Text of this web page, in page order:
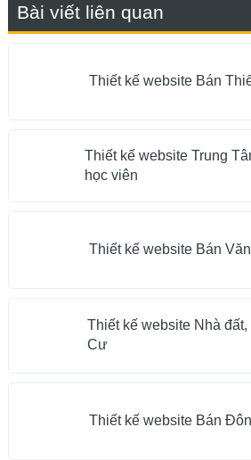
Bài viết liên quan
Thiết kế website Bán
Thiết kế website Trung
học viên
Thiết kế website Bán
Thiết kế website Nhà
Cư
Thiết kế website Bán